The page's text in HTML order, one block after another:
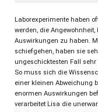
Laborexperimente haben
werden, die
Auswirkungen zu haben.
schiefgehen, haben sie
ungeschicktesten Fall sehr
So muss sich die
einer kleinen Abweichung
enormen Auswirkungen
verarbeitet Lisa die